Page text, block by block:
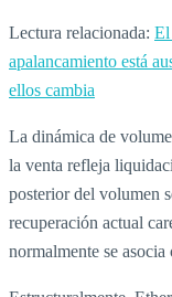
Lectura relacionada: El
apalancamiento está
ellos cambia
La dinámica de
la venta refleja
posterior del volumen
recuperación actual
normalmente se